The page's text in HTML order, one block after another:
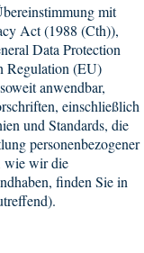
mit
Act (1988 (Cth)),
Data Protection
Regulation (EU)
anwendbar,
einschließlich
und Standards, die
personenbezogener
wie wir die
finden Sie in